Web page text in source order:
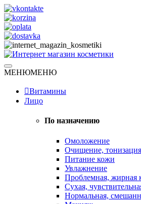
Skip
to
content
Интернет магазин
Натуральная косметика
МЕНЮМЕНЮ
Витамины
Лицо
По назначению
Омоложение
Очищение, тонизация
Питание кожи
Увлажнение
Проблемная, жирная
Сухая,
Нормальная,